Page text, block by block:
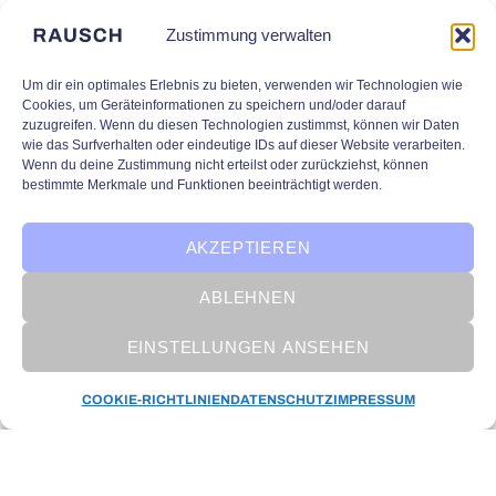
Zustimmung verwalten
Um dir ein optimales Erlebnis zu bieten, verwenden wir Technologien wie
Cookies, um Geräteinformationen zu speichern und/oder darauf
zuzugreifen. Wenn du diesen Technologien zustimmst, können wir Daten
wie das Surfverhalten oder eindeutige IDs auf dieser Website verarbeiten.
Wenn du deine Zustimmung nicht erteilst oder zurückziehst, können
bestimmte Merkmale und Funktionen beeinträchtigt werden.
AKZEPTIEREN
ABLEHNEN
EINSTELLUNGEN ANSEHEN
COOKIE-RICHTLINIENDATENSCHUTZIMPRESSUM
KI Forschung
KI-NERGY: Heizungsoptimierung